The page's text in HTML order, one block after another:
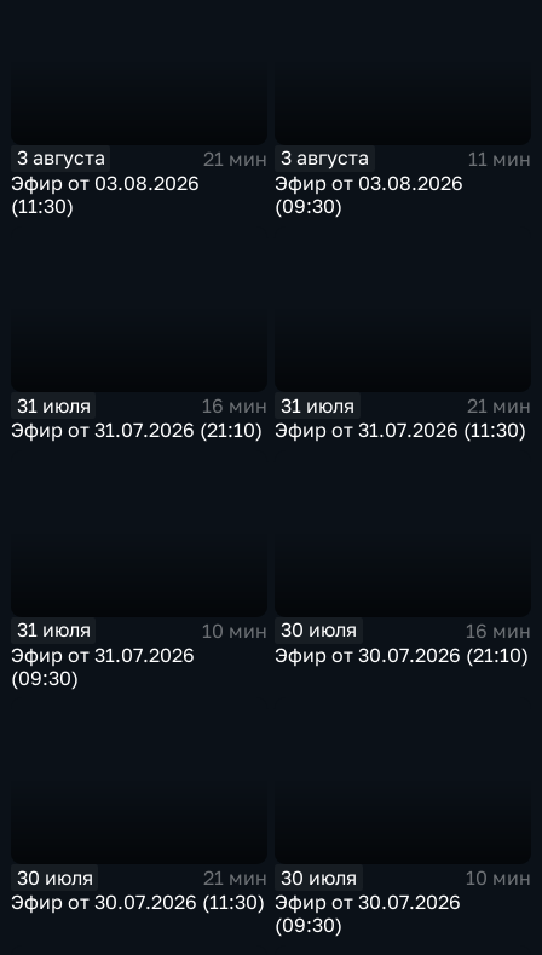
3 августа
21 мин
Эфир от 03.08.2026
(11:30)
3 августа
11 мин
Эфир от 03.08.2026
(09:30)
31 июля
16 мин
Эфир от 31.07.2026 (21:10)
31 июля
21 мин
Эфир от 31.07.2026 (11:30)
31 июля
10 мин
Эфир от 31.07.2026
(09:30)
30 июля
16 мин
Эфир от 30.07.2026 (21:10)
30 июля
21 мин
Эфир от 30.07.2026 (11:30)
30 июля
10 мин
Эфир от 30.07.2026
(09:30)